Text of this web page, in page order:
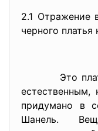
2.1 Отражение
черного
Это платье,
естественным,
придумано в
Шанель.